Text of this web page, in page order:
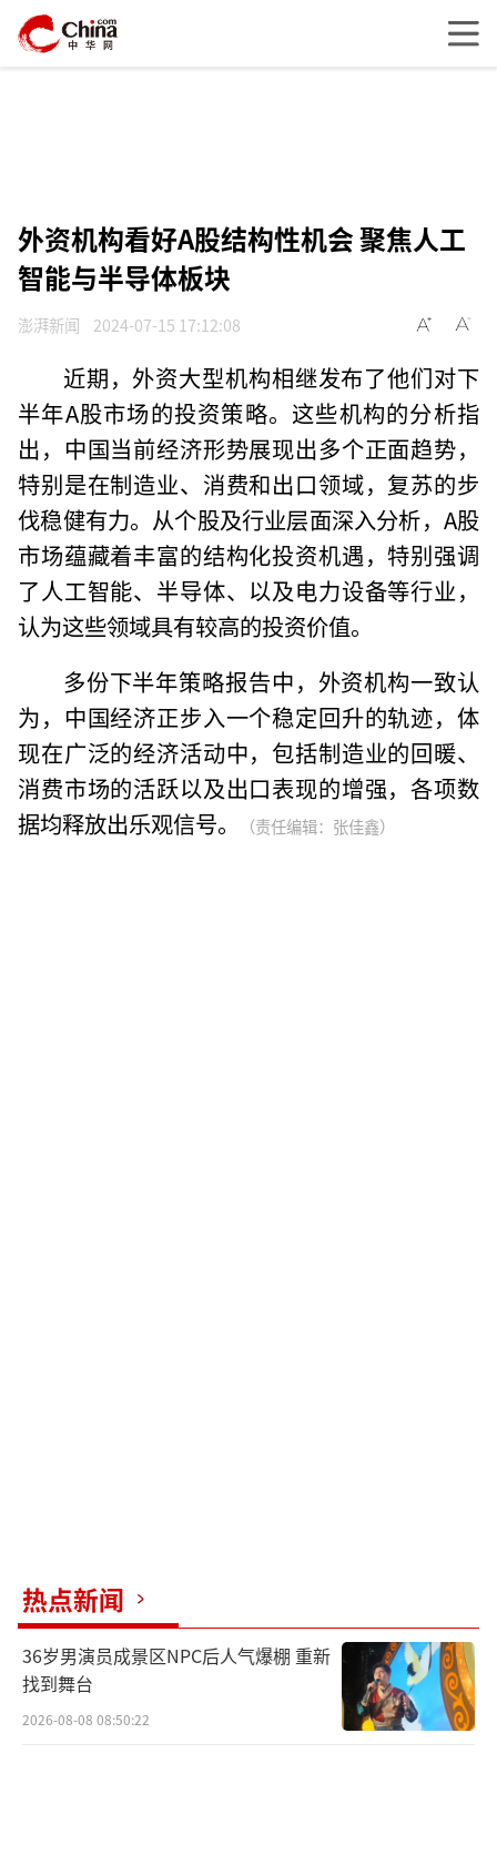
外资机构看好A股结构性机会 聚焦人工
智能与半导体板块
澎湃新闻 2024-07-15 17:12:08
近期，外资大型机构相继发布了他们对下
半年A股市场的投资策略。这些机构的分析指
出，中国当前经济形势展现出多个正面趋势，
特别是在制造业、消费和出口领域，复苏的步
伐稳健有力。从个股及行业层面深入分析，A股
市场蕴藏着丰富的结构化投资机遇，特别强调
了人工智能、半导体、以及电力设备等行业，
认为这些领域具有较高的投资价值。
多份下半年策略报告中，外资机构一致认
为，中国经济正步入一个稳定回升的轨迹，体
现在广泛的经济活动中，包括制造业的回暖、
消费市场的活跃以及出口表现的增强，各项数
据均释放出乐观信号。
（责任编辑：张佳鑫）
热点新闻
36岁男演员成景区NPC后人气爆棚 重新
找到舞台
2026-08-08 08:50:22